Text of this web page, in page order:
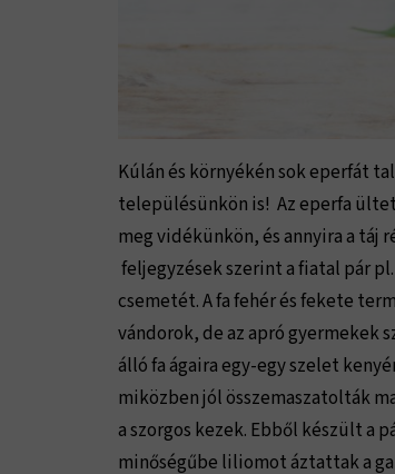
Kúlán és környékén sok eperfát
településünkön is! Az eperfa
meg vidékünkön, és annyira a táj
feljegyzések szerint a fiatal pár
csemetét. A fa fehér és fekete
vándorok, de az apró gyermekek
álló fa ágaira egy-egy szelet
miközben jól összemaszatolták
a szorgos kezek. Ebből készült a
minőségűbe liliomot áztattak a